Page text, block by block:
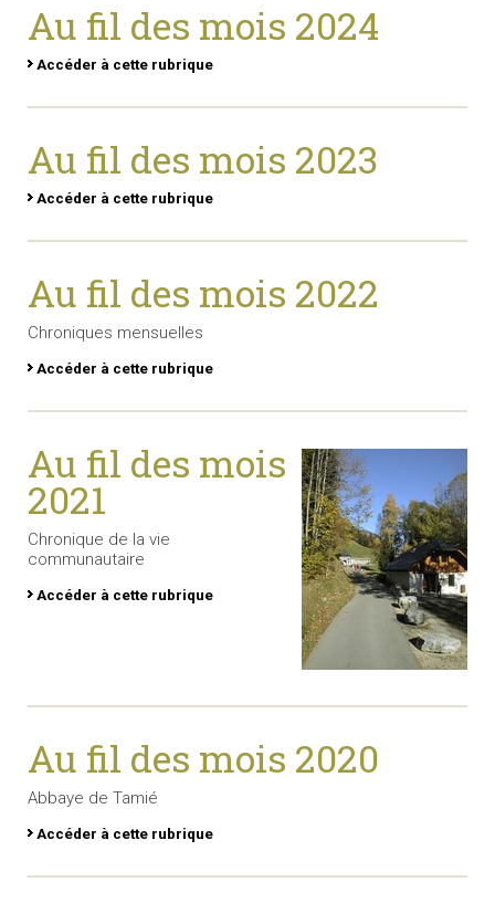
Au fil des mois 2024
Accéder à cette rubrique
Au fil des mois 2023
Accéder à cette rubrique
Au fil des mois 2022
Chroniques mensuelles
Accéder à cette rubrique
Au fil des mois
2021
Chronique de la vie
communautaire
Accéder à cette rubrique
Au fil des mois 2020
Abbaye de Tamié
Accéder à cette rubrique